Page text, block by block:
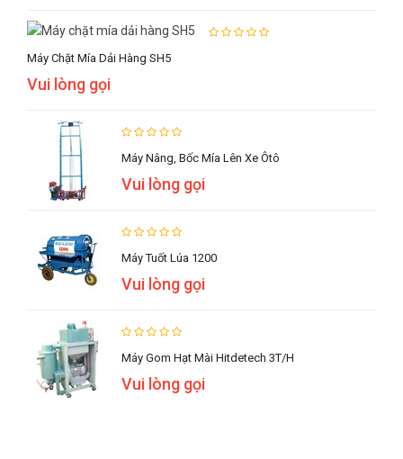
Máy Chặt Mía Dải Hàng SH5
Vui lòng gọi
Máy Nâng, Bốc Mía Lên Xe Ôtô
Vui lòng gọi
Máy Tuốt Lúa 1200
Vui lòng gọi
Máy Gom Hạt Mài Hitdetech 3T/h
Vui lòng gọi